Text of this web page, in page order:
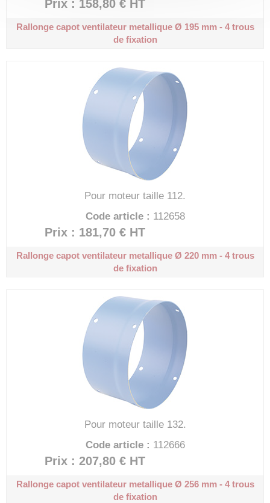
Prix : 158,80 € HT
Rallonge capot ventilateur metalliqueØ 195 mm - 4 trous
de fixation
Pour moteur taille 112.
Code article : 112658
Prix : 181,70 € HT
Rallonge capot ventilateur metalliqueØ 220 mm - 4 trous
de fixation
Pour moteur taille 132.
Code article : 112666
Prix : 207,80 € HT
Rallonge capot ventilateur metalliqueØ 256 mm - 4 trous
de fixation